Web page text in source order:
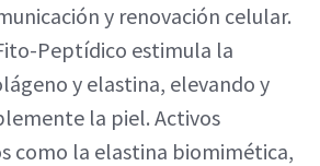
y renovación celular.
Peptídico estimula la
y elastina, elevando y
la piel. Activos
como la elastina biomimética,